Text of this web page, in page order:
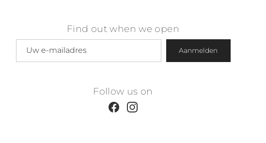
Find out when we open
Aanmelden
Follow us on
FacebookInstagram